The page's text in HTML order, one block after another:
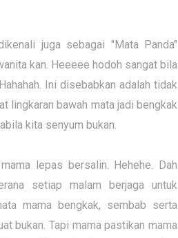
juga sebagai "Mata Panda"
kan. Heeeee hodoh sangat bila
Ini disebabkan adalah tidak
lingkaran bawah mata jadi bengkak
kita senyum bukan.
lepas bersalin. Hehehe. Dah
setiap malam berjaga untuk
mama bengkak, sembab serta
bukan. Tapi mama pastikan mama